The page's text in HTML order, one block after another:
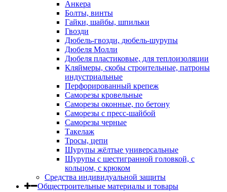
Анкера
Болты, винты
Гайки, шайбы, шпильки
Гвозди
Дюбель-гвозди, дюбель-шурупы
Дюбеля Молли
Дюбеля пластиковые, для теплоизоляции
Кляймеры, скобы строительные, патроны
индустриальные
Перфорированный крепеж
Саморезы кровельные
Саморезы оконные, по бетону
Саморезы с пресс-шайбой
Саморезы черные
Такелаж
Тросы, цепи
Шурупы жёлтые универсальные
Шурупы с шестигранной головкой, с
кольцом, с крюком
Средства индивидуальной защиты
Общестроительные материалы и товары